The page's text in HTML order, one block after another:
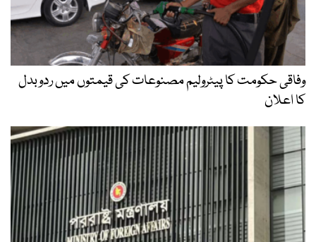
وفاقی حکومت کا پیٹرولیم مصنوعات کی قیمتوں میں ردوبدل
کا اعلان